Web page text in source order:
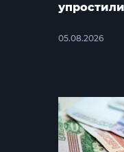
упростили
05.08.2026